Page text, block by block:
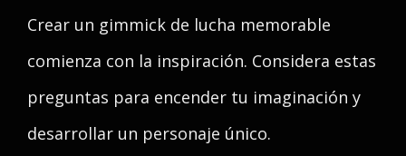
Crear un gimmick de lucha memorable
comienza con la inspiración. Considera estas
preguntas para encender tu imaginación y
desarrollar un personaje único.